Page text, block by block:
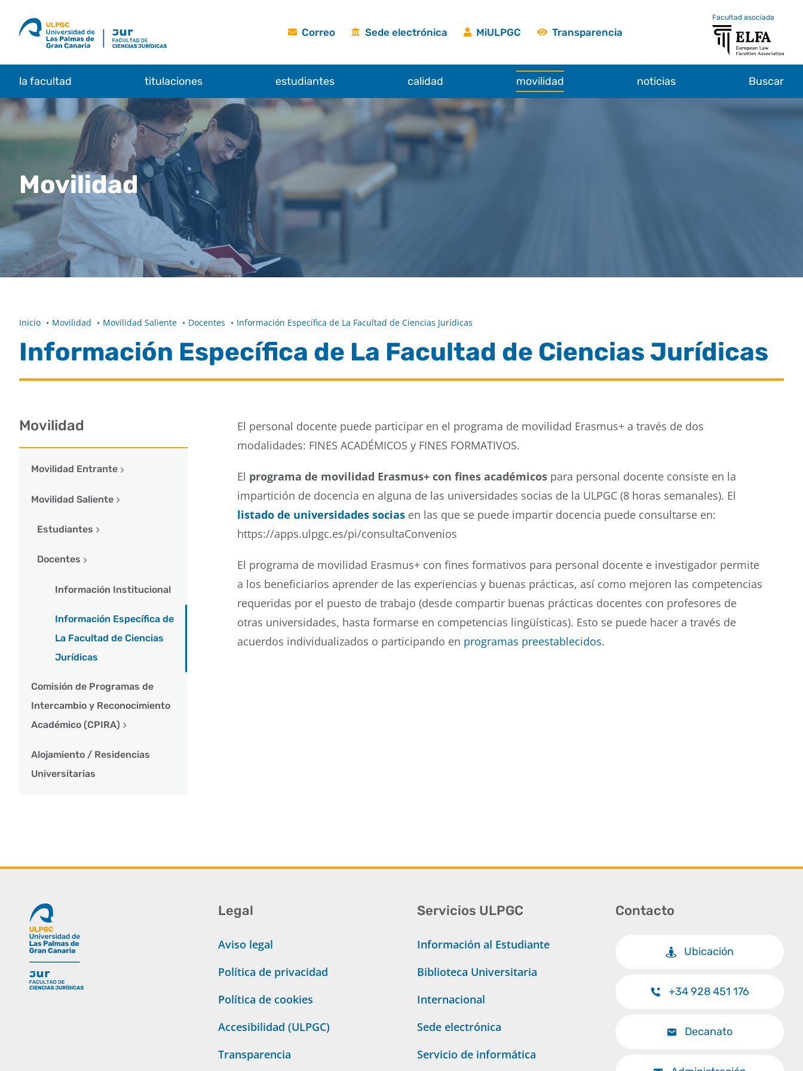
contenido
Correo Sede electrónica MiULPGC Transparencia
Facultad asociada
la facultad titulaciones estudiantes calidad movilidad noticias Buscar
Movilidad
Inicio Movilidad Movilidad Saliente Docentes Información Específica de La Facultad de Ciencias Jurídicas
Información Específica de La Facultad de Ciencias Jurídicas
Movilidad
Movilidad Entrante
Movilidad Saliente
Estudiantes
Docentes
Información Institucional
Información Específica de
La Facultad de Ciencias
Jurídicas
Comisión de Programas de
Intercambio y Reconocimiento
Académico (CPIRA)
Alojamiento / Residencias
Universitarias
El personal docente puede participar en el programa de movilidad Erasmus+ a través de dos
modalidades: FINES ACADÉMICOS y FINES FORMATIVOS.
El programa de movilidad Erasmus+ con fines académicospara personal docente consiste en la
impartición de docencia en alguna de las universidades socias de la ULPGC (8 horas semanales). El
listado de universidades socias en las que se puede impartir docencia puede consultarse en:
https://apps.ulpgc.es/pi/consultaConvenios
El programa de movilidad Erasmus+ con fines formativos para personal docente e investigador permite
a los beneficiarios aprender de las experiencias y buenas prácticas, así como mejoren las competencias
requeridas por el puesto de trabajo (desde compartir buenas prácticas docentes con profesores de
otras universidades, hasta formarse en competencias lingüísticas). Esto se puede hacer a través de
acuerdos individualizados o participando en programas preestablecidos.
Legal
Aviso legal
Política de privacidad
Política de cookies
Accesibilidad (ULPGC)
Transparencia
Servicios ULPGC
Información al Estudiante
Biblioteca Universitaria
Internacional
Sede electrónica
Servicio de informática
Contacto
Ubicación
+34 928 451 176
Decanato